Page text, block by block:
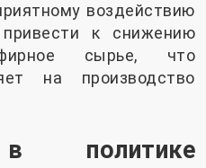
воздействию
к снижению
сырье, что
на производство
политике